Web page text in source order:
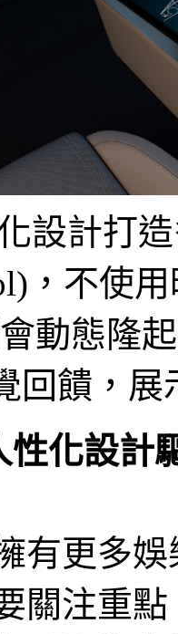
設計打
，不使
動態隆
回饋，展
化設計
有更多
關注重